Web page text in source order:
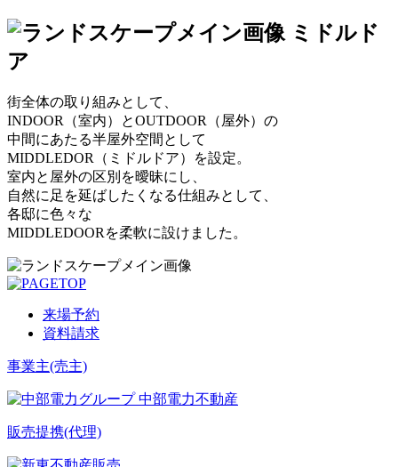
ミドルド
ア
街全体の取り組みとして、
INDOOR（室内）とOUTDOOR（屋外）の
中間にあたる半屋外空間として
MIDDLEDOR（ミドルドア）を設定。
室内と屋外の区別を曖昧にし、
自然に足を延ばしたくなる仕組みとして、
各邸に色々な
MIDDLEDOORを柔軟に設けました。
来場予約
資料請求
事業主(売主)
販売提携(代理)